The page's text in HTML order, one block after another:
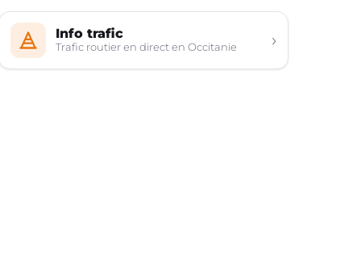
Info trafic
Trafic routier en direct en Occitanie ›